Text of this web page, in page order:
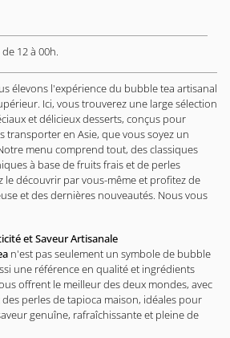
12 à 00h.
élevons l'expérience du bubble tea artisanal
Ici, vous trouverez une large sélection
et délicieux desserts, conçus pour
transporter en Asie, que vous soyez un
menu comprend tout, des classiques
à base de fruits frais et de perles
le découvrir par vous-même et profitez de
et des dernières nouveautés. Nous vous
et Saveur Artisanale
n'est pas seulement un symbole de bubble
une référence en qualité et ingrédients
offrent le meilleur des deux mondes, avec
des perles de tapioca maison, idéales pour
genuîne, rafraîchissante et pleine de